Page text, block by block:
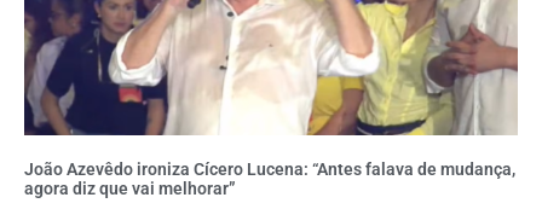
João Azevêdo ironiza Cícero Lucena: “Antes falava de mudança,
agora diz que vai melhorar”